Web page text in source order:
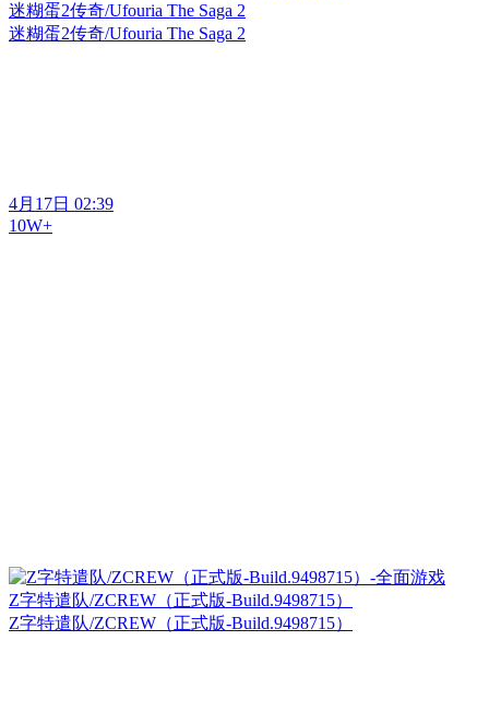
迷糊蛋2传奇/Ufouria The Saga 2
迷糊蛋2传奇/Ufouria The Saga 2
4月17日 02:39
10W+
Z字特遣队/ZCREW（正式版-Build.9498715）
Z字特遣队/ZCREW（正式版-Build.9498715）